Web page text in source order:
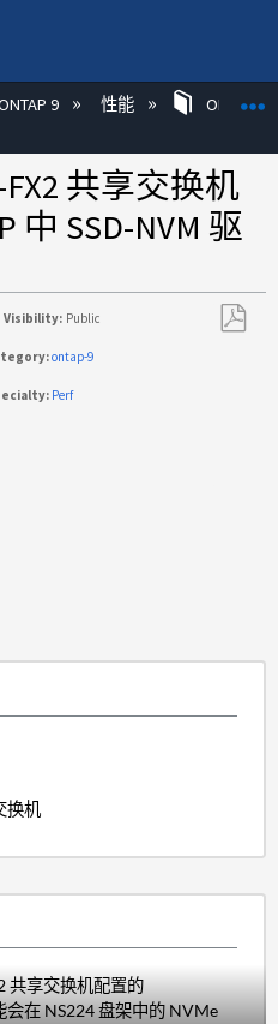
9 性能 ONTAP
FX2 共享交换机
中 SSD-NVM 驱
Visibility: Public
ontap-9
Perf
换机
共享交换机配置的
在 NS224 盘架中的 NVMe